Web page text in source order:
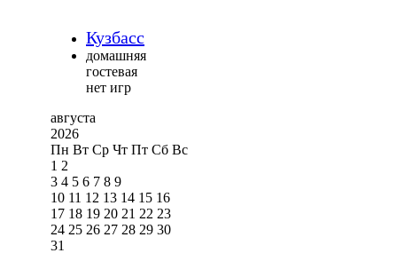
Кузбасс
домашняя
гостевая
нет игр
августа
2026
Пн Вт Ср Чт Пт Сб Вс
1 2
3 4 5 6 7 8 9
10 11 12 13 14 15 16
17 18 19 20 21 22 23
24 25 26 27 28 29 30
31